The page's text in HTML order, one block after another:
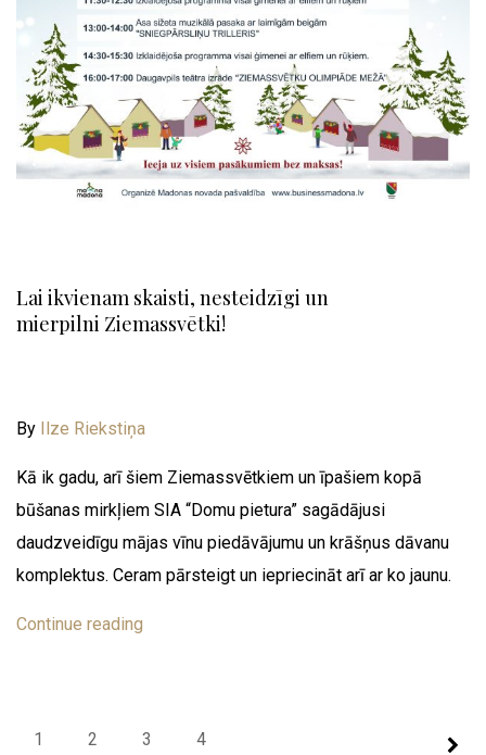
Lai ikvienam skaisti, nesteidzīgi un
mierpilni Ziemassvētki!
By Ilze Riekstiņa
Kā ik gadu, arī šiem Ziemassvētkiem un īpašiem kopā
būšanas mirkļiem SIA “Domu pietura” sagādājusi
daudzveidīgu mājas vīnu piedāvājumu un krāšņus dāvanu
komplektus. Ceram pārsteigt un iepriecināt arī ar ko jaunu.
Continue reading
1 2 3 4